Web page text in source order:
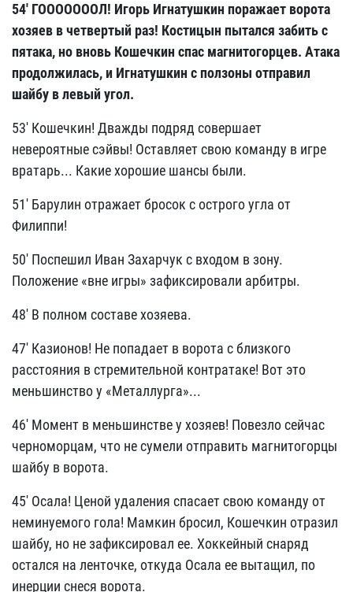
54' ГОООООООЛ! Игорь Игнатушкин поражает ворота
хозяев в четвертый раз! Костицын пытался забить с
пятака, но вновь Кошечкин спас магнитогорцев. Атака
продолжилась, и Игнатушкин с ползоны отправил
шайбу в левый угол.
53' Кошечкин! Дважды подряд совершает
невероятные сэйвы! Оставляет свою команду в игре
вратарь... Какие хорошие шансы были.
51' Барулин отражает бросок с острого угла от
Филиппи!
50' Поспешил Иван Захарчук с входом в зону.
Положение «вне игры» зафиксировали арбитры.
48' В полном составе хозяева.
47' Казионов! Не попадает в ворота с близкого
расстояния в стремительной контратаке! Вот это
меньшинство у «Металлурга»...
46' Момент в меньшинстве у хозяев! Повезло сейчас
черноморцам, что не сумели отправить магнитогорцы
шайбу в ворота.
45' Осала! Ценой удаления спасает свою команду от
неминуемого гола! Мамкин бросил, Кошечкин отразил
шайбу, но не зафиксировал ее. Хоккейный снаряд
остался на ленточке, откуда Осала ее вытащил, по
инерции снеся ворота.